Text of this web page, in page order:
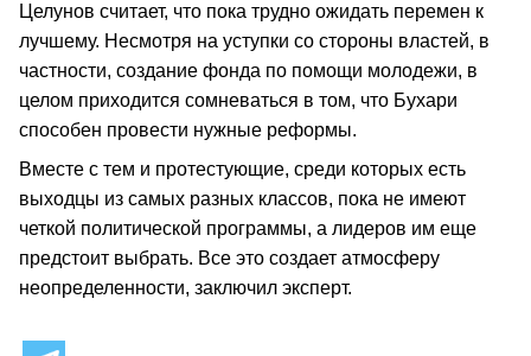
Целунов считает, что пока трудно ожидать перемен к
лучшему. Несмотря на уступки со стороны властей, в
частности, создание фонда по помощи молодежи, в
целом приходится сомневаться в том, что Бухари
способен провести нужные реформы.
Вместе с тем и протестующие, среди которых есть
выходцы из самых разных классов, пока не имеют
четкой политической программы, а лидеров им еще
предстоит выбрать. Все это создает атмосферу
неопределенности, заключил эксперт.